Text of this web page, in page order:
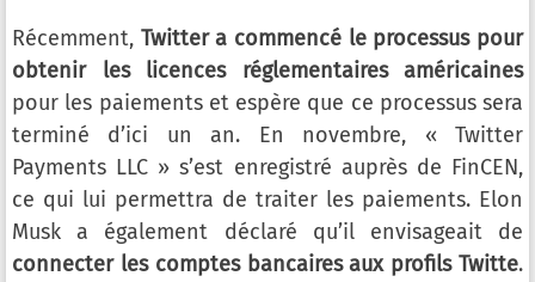
Récemment, Twitter a commencé le processus pour
obtenir les licences réglementaires américaines
pour les paiements et espère que ce processus sera
terminé d’ici un an. En novembre, « Twitter
Payments LLC » s’est enregistré auprès de FinCEN,
ce qui lui permettra de traiter les paiements. Elon
Musk a également déclaré qu’il envisageait de
connecter les comptes bancaires aux profils Twitte.